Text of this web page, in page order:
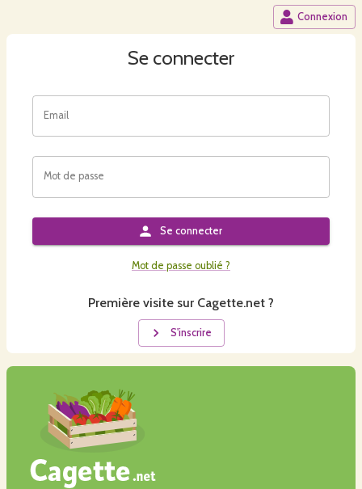
Connexion
Se connecter
Email
Mot de passe
Se connecter
Mot de passe oublié ?
Première visite sur Cagette.net ?
S'inscrire